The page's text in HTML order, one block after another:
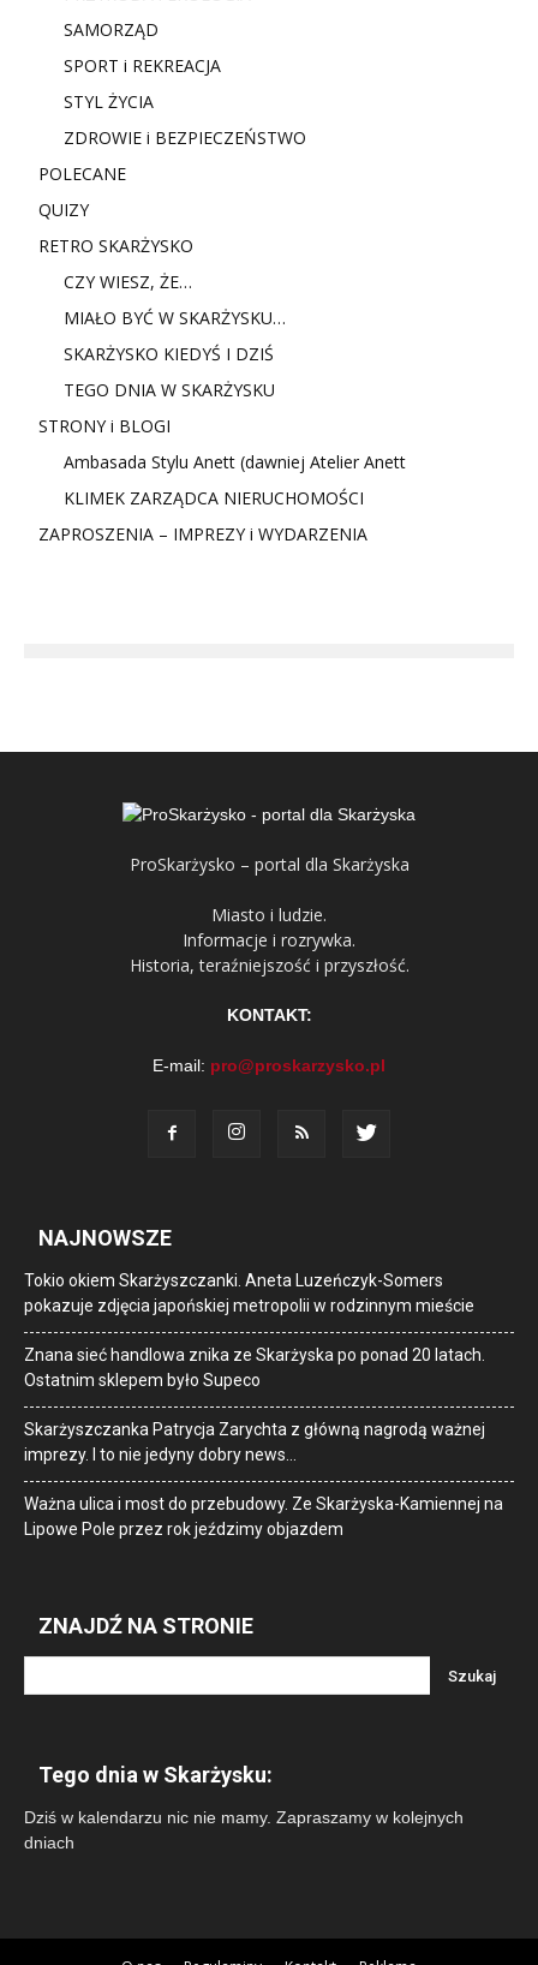
SAMORZĄD
SPORT i REKREACJA
STYL ŻYCIA
ZDROWIE i BEZPIECZEŃSTWO
POLECANE
QUIZY
RETRO SKARŻYSKO
CZY WIESZ, ŻE…
MIAŁO BYĆ W SKARŻYSKU…
SKARŻYSKO KIEDYŚ I DZIŚ
TEGO DNIA W SKARŻYSKU
STRONY i BLOGI
Ambasada Stylu Anett (dawniej Atelier Anett
KLIMEK ZARZĄDCA NIERUCHOMOŚCI
ZAPROSZENIA – IMPREZY i WYDARZENIA
ProSkarżysko – portal dla Skarżyska
Miasto i ludzie.
Informacje i rozrywka.
Historia, teraźniejszość i przyszłość.
KONTAKT:
E-mail: pro@proskarzysko.pl
NAJNOWSZE
Tokio okiem Skarżyszczanki. Aneta Luzeńczyk-Somers
pokazuje zdjęcia japońskiej metropolii w rodzinnym mieście
Znana sieć handlowa znika ze Skarżyska po ponad 20 latach.
Ostatnim sklepem było Supeco
Skarżyszczanka Patrycja Zarychta z główną nagrodą ważnej
imprezy. I to nie jedyny dobry news…
Ważna ulica i most do przebudowy. Ze Skarżyska-Kamiennej na
Lipowe Pole przez rok jeździmy objazdem
ZNAJDŹ NA STRONIE
Tego dnia w Skarżysku:
Dziś w kalendarzu nic nie mamy. Zapraszamy w kolejnych
dniach